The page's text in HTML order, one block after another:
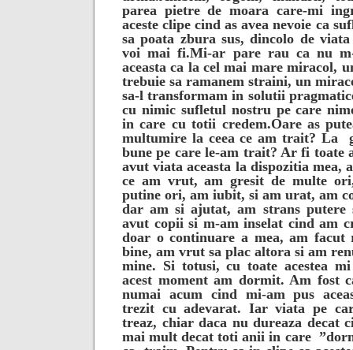
parea pietre de moara care-mi
aceste clipe cind as avea nevoie ca
sa poata zbura sus, dincolo de
voi mai fi.Mi-ar pare rau ca nu
aceasta ca la cel mai mare miracol,
trebuie sa ramanem straini, un
sa-l transformam in solutii
cu nimic sufletul nostru pe care
in care cu totii credem.Oare as
multumire la ceea ce am trait? La
bune pe care le-am trait? Ar fi toate
avut viata aceasta la dispozitia mea,
ce am vrut, am gresit de multe
putine ori, am iubit, si am urat, am
dar am si ajutat, am strans putere
avut copii si m-am inselat cind am
doar o continuare a mea, am
bine, am vrut sa plac altora si am
mine. Si totusi, cu toate acestea
acest moment am dormit. Am fost
numai acum cind mi-am pus
trezit cu adevarat. Iar viata pe
treaz, chiar daca nu dureaza decat
mai mult decat toti anii in care